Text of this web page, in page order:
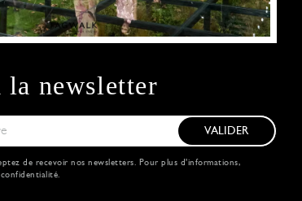
la newsletter
VALIDER
de recevoir nos newsletters. Pour plus d'informations,
.